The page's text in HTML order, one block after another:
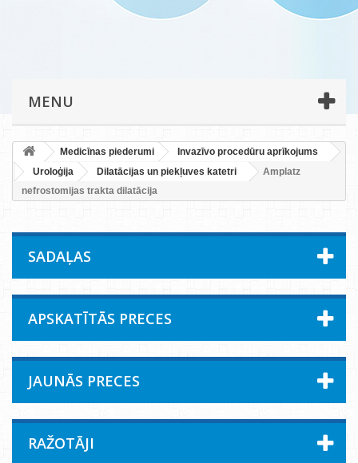
MENU
Medicīnas piederumi
Invazīvo procedūru aprīkojums
Uroloģija
Dilatācijas un piekļuves katetri
Amplatz
nefrostomijas trakta dilatācija
SADAĻAS
APSKATĪTĀS PRECES
JAUNĀS PRECES
RAŽOTĀJI